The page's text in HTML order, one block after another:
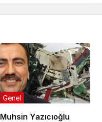
Muhsin Yazıcıoğlu
Genel